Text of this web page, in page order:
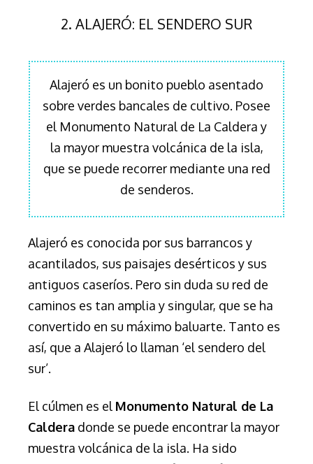
2. ALAJERÓ: EL SENDERO SUR
Alajeró es un bonito pueblo asentado
sobre verdes bancales de cultivo. Posee
el Monumento Natural de La Caldera y
la mayor muestra volcánica de la isla,
que se puede recorrer mediante una red
de senderos.
Alajeró es conocida por sus barrancos y
acantilados, sus paisajes desérticos y sus
antiguos caseríos. Pero sin duda su red de
caminos es tan amplia y singular, que se ha
convertido en su máximo baluarte. Tanto es
así, que a Alajeró lo llaman ‘el sendero del
sur’.
El cúlmen es el Monumento Natural de La
Caldera donde se puede encontrar la mayor
muestra volcánica de la isla. Ha sido